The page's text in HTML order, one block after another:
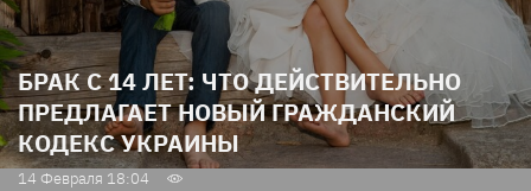
БРАК С 14 ЛЕТ: ЧТО ДЕЙСТВИТЕЛЬНО
ПРЕДЛАГАЕТ НОВЫЙ ГРАЖДАНСКИЙ
КОДЕКС УКРАИНЫ
14 Февраля 18:04